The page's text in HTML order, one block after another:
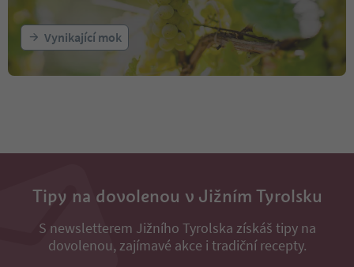
Vynikající mok
Tipy na dovolenou v Jižním Tyrolsku
S newsletterem Jižního Tyrolska získáš tipy na
dovolenou, zajímavé akce i tradiční recepty.